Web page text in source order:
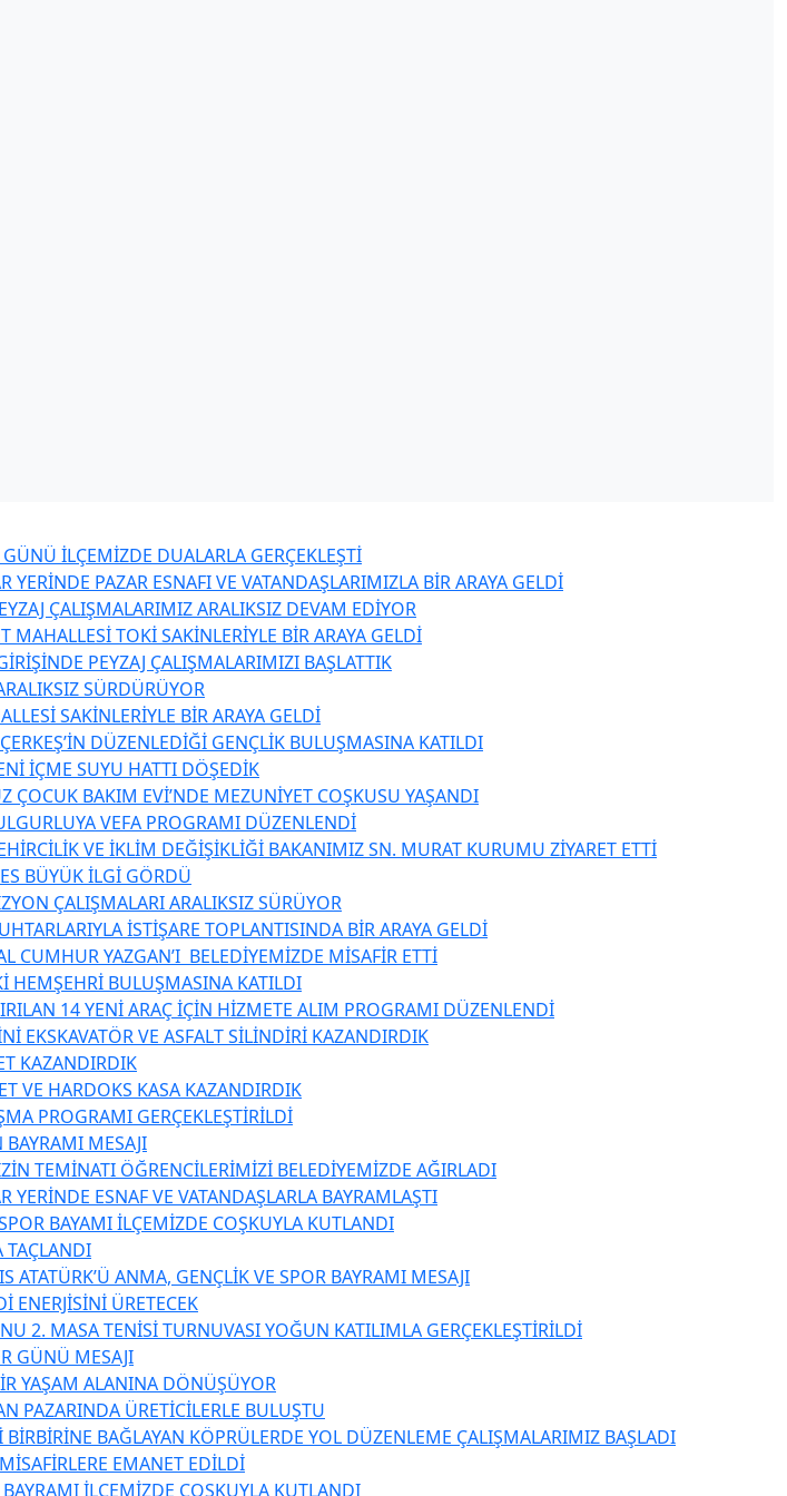
İLÇEMİZDE DUALARLA GERÇEKLEŞTİ
YERİNDE PAZAR ESNAFI VE VATANDAŞLARIMIZLA BİR ARAYA GELDİ
ÇALIŞMALARIMIZ ARALIKSIZ DEVAM EDİYOR
TOKİ SAKİNLERİYLE BİR ARAYA GELDİ
PEYZAJ ÇALIŞMALARIMIZI BAŞLATTIK
SÜRDÜRÜYOR
SAKİNLERİYLE BİR ARAYA GELDİ
DÜZENLEDİĞİ GENÇLİK BULUŞMASINA KATILDI
İÇME SUYU HATTI DÖŞEDİK
ÇOCUK BAKIM EVİ’NDE MEZUNİYET COŞKUSU YAŞANDI
VEFA PROGRAMI DÜZENLENDİ
VE İKLİM DEĞİŞİKLİĞİ BAKANIMIZ SN. MURAT KURUMU ZİYARET ETTİ
BÜYÜK İLGİ GÖRDÜ
ÇALIŞMALARI ARALIKSIZ SÜRÜYOR
İSTİŞARE TOPLANTISINDA BİR ARAYA GELDİ
CUMHUR YAZGAN’I BELEDİYEMİZDE MİSAFİR ETTİ
HEMŞEHRİ BULUŞMASINA KATILDI
14 YENİ ARAÇ İÇİN HİZMETE ALIM PROGRAMI DÜZENLENDİ
EKSKAVATÖR VE ASFALT SİLİNDİRİ KAZANDIRDIK
KAZANDIRDIK
VE HARDOKS KASA KAZANDIRDIK
PROGRAMI GERÇEKLEŞTİRİLDİ
MESAJI
TEMİNATI ÖĞRENCİLERİMİZİ BELEDİYEMİZDE AĞIRLADI
ESNAF VE VATANDAŞLARLA BAYRAMLAŞTI
BAYAMI İLÇEMİZDE COŞKUYLA KUTLANDI
TAÇLANDI
ATATÜRK’Ü ANMA, GENÇLİK VE SPOR BAYRAMI MESAJI
ENERJİSİNİ ÜRETECEK
2. MASA TENİSİ TURNUVASI YOĞUN KATILIMLA GERÇEKLEŞTİRİLDİ
GÜNÜ MESAJI
YAŞAM ALANINA DÖNÜŞÜYOR
PAZARINDA ÜRETİCİLERLE BULUŞTU
BAĞLAYAN KÖPRÜLERDE YOL DÜZENLEME ÇALIŞMALARIMIZ BAŞLADI
EMANET EDİLDİ
İLÇEMİZDE COŞKUYLA KUTLANDI